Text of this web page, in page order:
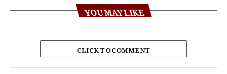
YOU MAY LIKE
CLICK TO COMMENT